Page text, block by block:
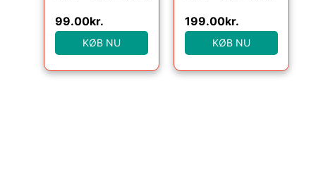
99.00kr.
KØB NU
199.00kr.
KØB NU